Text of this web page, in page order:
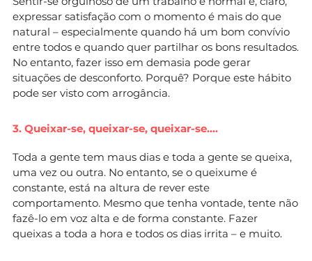
expressar satisfação com o momento é mais do que
natural – especialmente quando há um bom convívio
entre todos e quando quer partilhar os bons resultados.
No entanto, fazer isso em demasia pode gerar
situações de desconforto. Porquê? Porque este hábito
pode ser visto com arrogância.
3. Queixar-se, queixar-se, queixar-se….
Toda a gente tem maus dias e toda a gente se queixa,
uma vez ou outra. No entanto, se o queixume é
constante, está na altura de rever este
comportamento. Mesmo que tenha vontade, tente não
fazê-lo em voz alta e de forma constante. Fazer
queixas a toda a hora e todos os dias irrita – e muito.